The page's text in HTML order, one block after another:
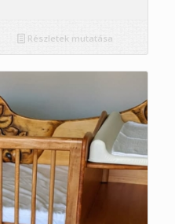
Részletek mutatása